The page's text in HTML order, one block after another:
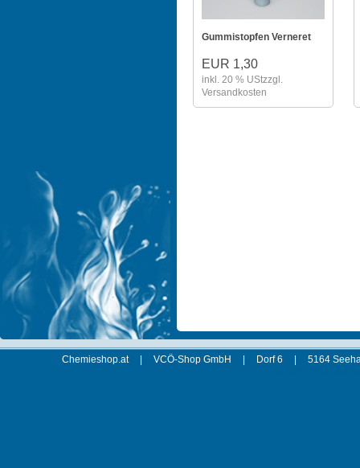
Gummistopfen Verneret
EUR 1,30
inkl. 20 % UStzzgl.
Versandkosten
Chemieshop.at VCÖ-Shop GmbH Dorf 6
5164